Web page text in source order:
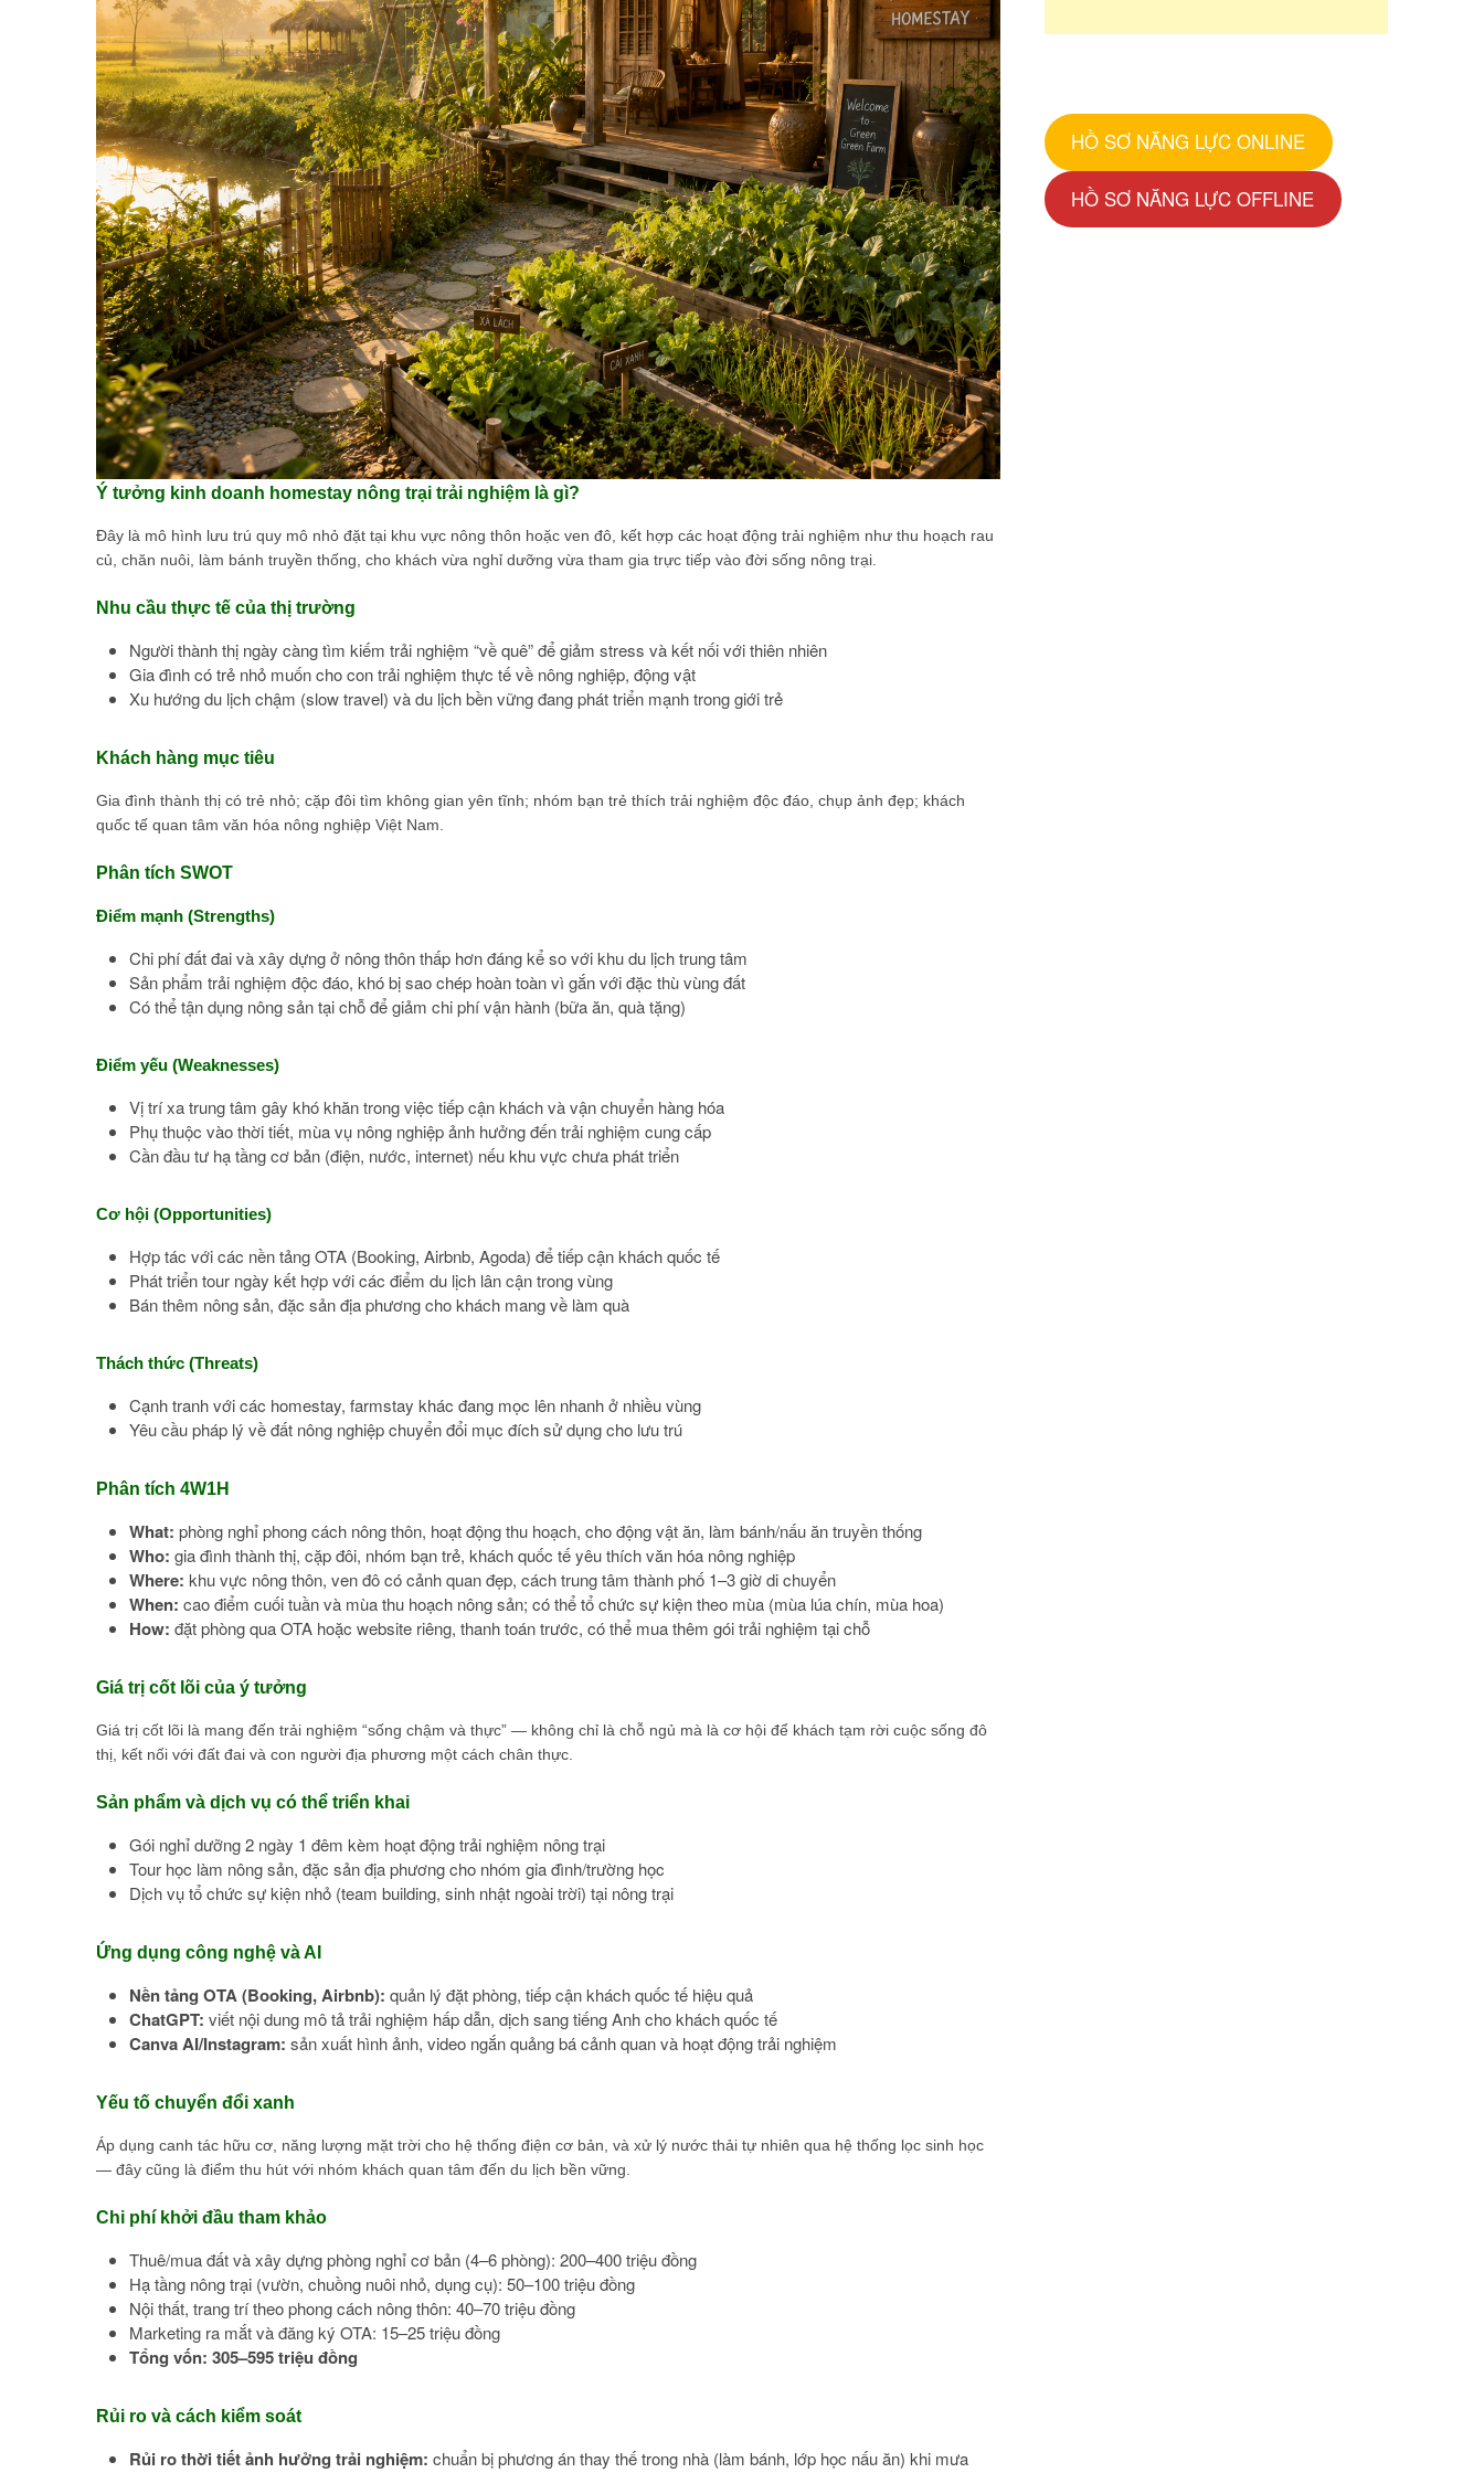
Ý tưởng kinh doanh homestay nông trại trải nghiệm là gì?
Đây là mô hình lưu trú quy mô nhỏ đặt tại khu vực nông thôn hoặc ven đô, kết hợp các hoạt động trải nghiệm như thu hoạch rau
củ, chăn nuôi, làm bánh truyền thống, cho khách vừa nghỉ dưỡng vừa tham gia trực tiếp vào đời sống nông trại.
Nhu cầu thực tế của thị trường
Người thành thị ngày càng tìm kiếm trải nghiệm “về quê” để giảm stress và kết nối với thiên nhiên
Gia đình có trẻ nhỏ muốn cho con trải nghiệm thực tế về nông nghiệp, động vật
Xu hướng du lịch chậm (slow travel) và du lịch bền vững đang phát triển mạnh trong giới trẻ
Khách hàng mục tiêu
Gia đình thành thị có trẻ nhỏ; cặp đôi tìm không gian yên tĩnh; nhóm bạn trẻ thích trải nghiệm độc đáo, chụp ảnh đẹp; khách
quốc tế quan tâm văn hóa nông nghiệp Việt Nam.
Phân tích SWOT
Điểm mạnh (Strengths)
Chi phí đất đai và xây dựng ở nông thôn thấp hơn đáng kể so với khu du lịch trung tâm
Sản phẩm trải nghiệm độc đáo, khó bị sao chép hoàn toàn vì gắn với đặc thù vùng đất
Có thể tận dụng nông sản tại chỗ để giảm chi phí vận hành (bữa ăn, quà tặng)
Điểm yếu (Weaknesses)
Vị trí xa trung tâm gây khó khăn trong việc tiếp cận khách và vận chuyển hàng hóa
Phụ thuộc vào thời tiết, mùa vụ nông nghiệp ảnh hưởng đến trải nghiệm cung cấp
Cần đầu tư hạ tầng cơ bản (điện, nước, internet) nếu khu vực chưa phát triển
Cơ hội (Opportunities)
Hợp tác với các nền tảng OTA (Booking, Airbnb, Agoda) để tiếp cận khách quốc tế
Phát triển tour ngày kết hợp với các điểm du lịch lân cận trong vùng
Bán thêm nông sản, đặc sản địa phương cho khách mang về làm quà
Thách thức (Threats)
Cạnh tranh với các homestay, farmstay khác đang mọc lên nhanh ở nhiều vùng
Yêu cầu pháp lý về đất nông nghiệp chuyển đổi mục đích sử dụng cho lưu trú
Phân tích 4W1H
What: phòng nghỉ phong cách nông thôn, hoạt động thu hoạch, cho động vật ăn, làm bánh/nấu ăn truyền thống
Who: gia đình thành thị, cặp đôi, nhóm bạn trẻ, khách quốc tế yêu thích văn hóa nông nghiệp
Where: khu vực nông thôn, ven đô có cảnh quan đẹp, cách trung tâm thành phố 1–3 giờ di chuyển
When: cao điểm cuối tuần và mùa thu hoạch nông sản; có thể tổ chức sự kiện theo mùa (mùa lúa chín, mùa hoa)
How: đặt phòng qua OTA hoặc website riêng, thanh toán trước, có thể mua thêm gói trải nghiệm tại chỗ
Giá trị cốt lõi của ý tưởng
Giá trị cốt lõi là mang đến trải nghiệm “sống chậm và thực” — không chỉ là chỗ ngủ mà là cơ hội để khách tạm rời cuộc sống đô
thị, kết nối với đất đai và con người địa phương một cách chân thực.
Sản phẩm và dịch vụ có thể triển khai
Gói nghỉ dưỡng 2 ngày 1 đêm kèm hoạt động trải nghiệm nông trại
Tour học làm nông sản, đặc sản địa phương cho nhóm gia đình/trường học
Dịch vụ tổ chức sự kiện nhỏ (team building, sinh nhật ngoài trời) tại nông trại
Ứng dụng công nghệ và AI
Nền tảng OTA (Booking, Airbnb): quản lý đặt phòng, tiếp cận khách quốc tế hiệu quả
ChatGPT: viết nội dung mô tả trải nghiệm hấp dẫn, dịch sang tiếng Anh cho khách quốc tế
Canva AI/Instagram: sản xuất hình ảnh, video ngắn quảng bá cảnh quan và hoạt động trải nghiệm
Yếu tố chuyển đổi xanh
Áp dụng canh tác hữu cơ, năng lượng mặt trời cho hệ thống điện cơ bản, và xử lý nước thải tự nhiên qua hệ thống lọc sinh học
— đây cũng là điểm thu hút với nhóm khách quan tâm đến du lịch bền vững.
Chi phí khởi đầu tham khảo
Thuê/mua đất và xây dựng phòng nghỉ cơ bản (4–6 phòng): 200–400 triệu đồng
Hạ tầng nông trại (vườn, chuồng nuôi nhỏ, dụng cụ): 50–100 triệu đồng
Nội thất, trang trí theo phong cách nông thôn: 40–70 triệu đồng
Marketing ra mắt và đăng ký OTA: 15–25 triệu đồng
Tổng vốn: 305–595 triệu đồng
Rủi ro và cách kiểm soát
Rủi ro thời tiết ảnh hưởng trải nghiệm: chuẩn bị phương án thay thế trong nhà (làm bánh, lớp học nấu ăn) khi mưa
HỒ SƠ NĂNG LỰC ONLINE
HỒ SƠ NĂNG LỰC OFFLINE